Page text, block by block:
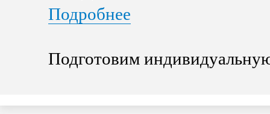
Подробнее
Подготовим